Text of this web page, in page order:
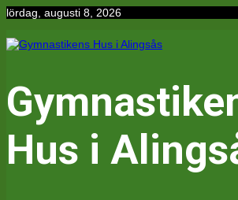
Hoppa
innehåll
lördag, augusti 8, 2026
Hus i